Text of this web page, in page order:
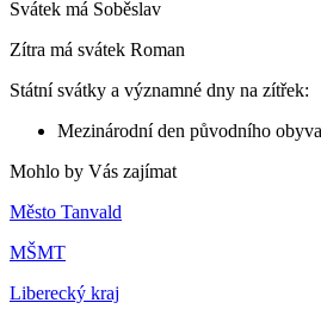
Svátek má Soběslav
Zítra má svátek Roman
Státní svátky a významné dny na zítřek:
Mezinárodní den původního
Mohlo by Vás zajímat
Město Tanvald
MŠMT
Liberecký kraj